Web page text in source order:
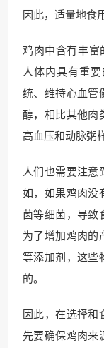
因此，适量地食
鸡肉中含有丰富
人体内具有重
统、维持心血管
醇，相比其他肉
高血压和动脉粥
人们也需要注意
如，如果鸡肉没
菌等细菌，导致
为了增加鸡肉的
等添加剂，这些
的。
因此，在选择和
先要确保鸡肉来